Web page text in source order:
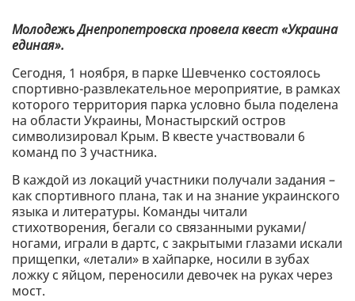
Молодежь Днепропетровска провела квест «Украина
единая».
Сегодня, 1 ноября, в парке Шевченко состоялось
спортивно-развлекательное мероприятие, в рамках
которого территория парка условно была поделена
на области Украины, Монастырский остров
символизировал Крым. В квесте участвовали 6
команд по 3 участника.
В каждой из локаций участники получали задания –
как спортивного плана, так и на знание украинского
языка и литературы. Команды читали
стихотворения, бегали со связанными руками/
ногами, играли в дартс, с закрытыми глазами искали
прищепки, «летали» в хайпарке, носили в зубах
ложку с яйцом, переносили девочек на руках через
мост.